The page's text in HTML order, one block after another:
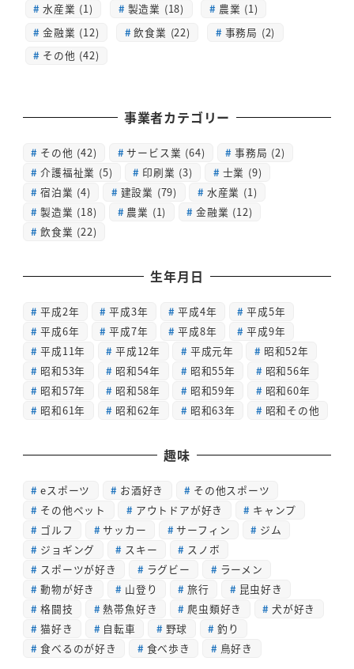
水産業 (1)
製造業 (18)
農業 (1)
金融業 (12)
飲食業 (22)
事務局 (2)
その他 (42)
事業者カテゴリー
その他 (42) サービス業 (64) 事務局 (2)
介護福祉業 (5) 印刷業 (3) 士業 (9)
宿泊業 (4) 建設業 (79) 水産業 (1)
製造業 (18) 農業 (1) 金融業 (12)
飲食業 (22)
生年月日
平成2年 平成3年 平成4年
平成5年
平成6年
平成7年 平成8年
平成9年
平成11年
平成12年 平成元年
昭和52年
昭和53年
昭和54年 昭和55年
昭和56年
昭和57年
昭和58年 昭和59年
昭和60年
昭和61年
昭和62年 昭和63年 昭和その他
趣味
eスポーツ お酒好き
その他スポーツ
その他ペット
アウトドアが好き
キャンプ
ゴルフ
サッカー サーフィン
ジム
ジョギング
スキー
スノボ
スポーツが好き
ラグビー
ラーメン
動物が好き
山登り 旅行
昆虫好き
格闘技
熱帯魚好き 爬虫類好き
犬が好き
猫好き
自転車 野球
釣り
食べるのが好き
食べ歩き 鳥好き